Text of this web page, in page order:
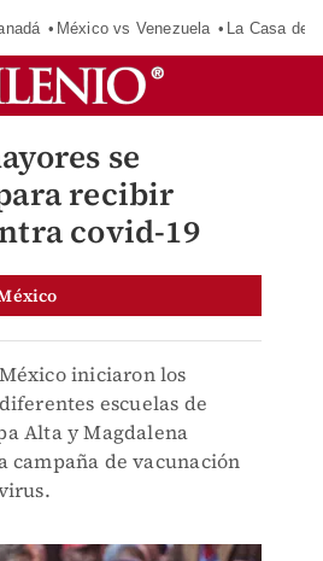
México vs Venezuela La Casa de
se
recibir
covid-19
iniciaron los
escuelas de
Alta y Magdalena
campaña de vacunación